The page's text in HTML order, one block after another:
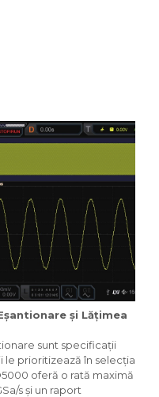
și Lățimea
sunt specificații
prioritizează în selecția
oferă o rată maximă
s și un raport